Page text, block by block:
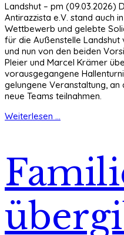
Landshut – pm (09.03.2026)
Antirazzista e.V. stand auch
Wettbewerb und gelebte
für die Außenstelle
und nun von den beiden
Pleier und Marcel Krämer
vorausgegangene
gelungene Veranstaltung,
neue Teams teilnahmen.
Weiterlesen ...